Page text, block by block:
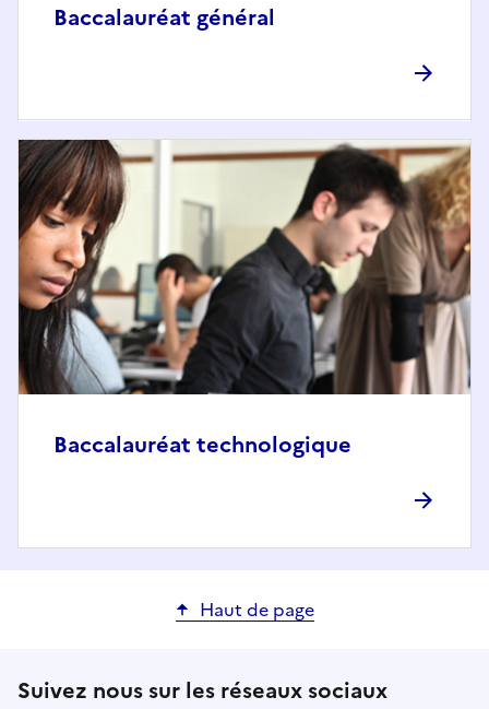
Baccalauréat général
Baccalauréat technologique
Haut de page
Suivez nous sur les réseaux sociaux